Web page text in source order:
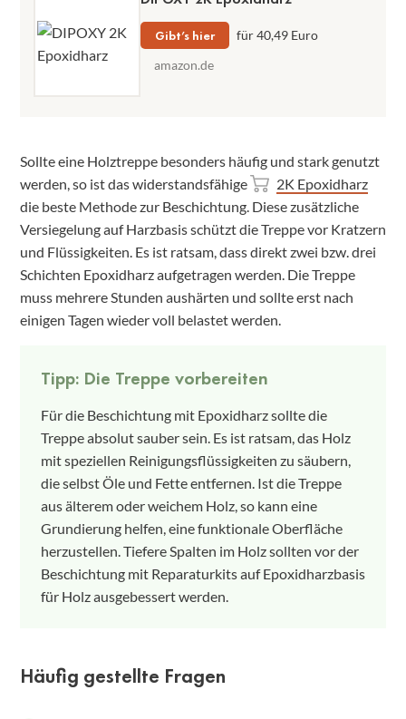
Gibt’s hier
für 40,49 Euro
amazon.de
Sollte eine Holztreppe besonders häufig und stark genutzt
werden, so ist das widerstandsfähige
2K Epoxidharz
die beste Methode zur Beschichtung. Diese zusätzliche
Versiegelung auf Harzbasis schützt die Treppe vor Kratzern
und Flüssigkeiten. Es ist ratsam, dass direkt zwei bzw. drei
Schichten Epoxidharz aufgetragen werden. Die Treppe
muss mehrere Stunden aushärten und sollte erst nach
einigen Tagen wieder voll belastet werden.
Tipp: Die Treppe vorbereiten
Für die Beschichtung mit Epoxidharz sollte die
Treppe absolut sauber sein. Es ist ratsam, das Holz
mit speziellen Reinigungsflüssigkeiten zu säubern,
die selbst Öle und Fette entfernen. Ist die Treppe
aus älterem oder weichem Holz, so kann eine
Grundierung helfen, eine funktionale Oberfläche
herzustellen. Tiefere Spalten im Holz sollten vor der
Beschichtung mit Reparaturkits auf Epoxidharzbasis
für Holz ausgebessert werden.
Häufig gestellte Fragen